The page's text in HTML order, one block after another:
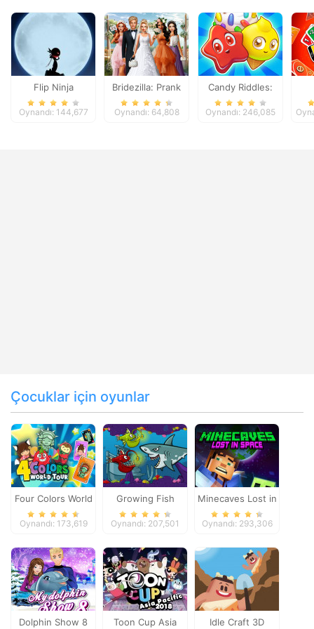
Flip Ninja
Oynandı: 144,677
Bridezilla: Prank
The Bride
Oynandı: 64,808
Candy Riddles:
Free Match 3
Oynandı: 246,085
Çocuklar için oyunlar
Four Colors World
Tour
Oynandı: 173,619
Growing Fish
Oynandı: 207,501
Minecaves Lost in
Space
Oynandı: 293,306
Dolphin Show 8 Toon Cup Asia Idle Craft 3D